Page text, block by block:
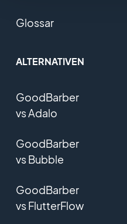
Glossar
ALTERNATIVEN
GoodBarber
vs Adalo
GoodBarber
vs Bubble
GoodBarber
vs FlutterFlow